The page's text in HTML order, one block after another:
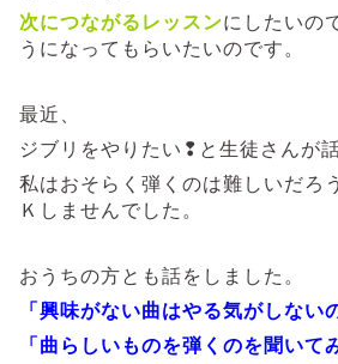
次につながるレッスンにしたいの
うになってもらいたいのです。
最近、
ジブリをやりたい❢と生徒さんが
私はおそらく弾くのは難しいだろ
Ｋしませんでした。
おうちの方とも話をしました。
「興味がない曲はやる気がしない
「曲らしいものを弾くのを聞いて